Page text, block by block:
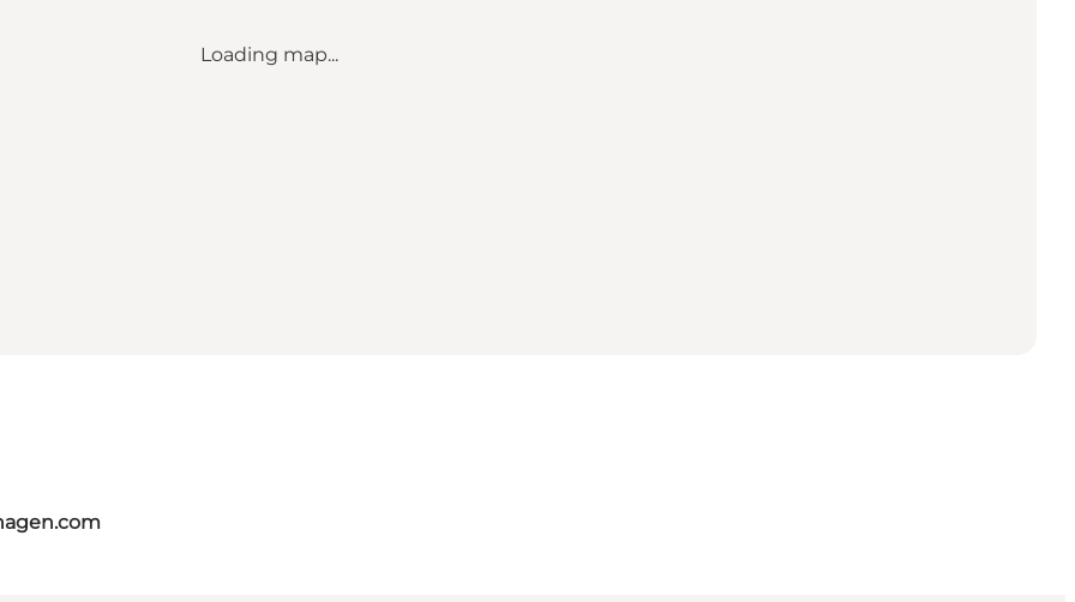
Loading map...